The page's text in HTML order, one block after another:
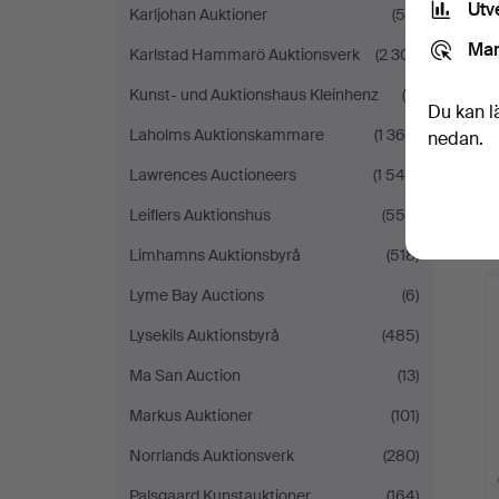
Karljohan Auktioner
(59)
Karlstad Hammarö Auktionsverk
(2 301)
Kunst- und Auktionshaus Kleinhenz
(9)
Laholms Auktionskammare
(1 364)
Lawrences Auctioneers
(1 546)
Leiflers Auktionshus
(558)
Limhamns Auktionsbyrå
(518)
Lyme Bay Auctions
(6)
Lysekils Auktionsbyrå
(485)
Ma San Auction
(13)
Markus Auktioner
(101)
Norrlands Auktionsverk
(280)
Du kan
nedan.